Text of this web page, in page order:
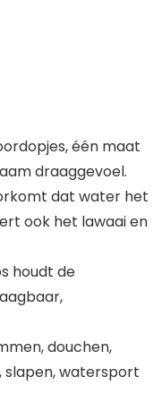
één maat
draaggevoel.
dat water het
ook het lawaai en
houdt de
douchen,
slapen, watersport